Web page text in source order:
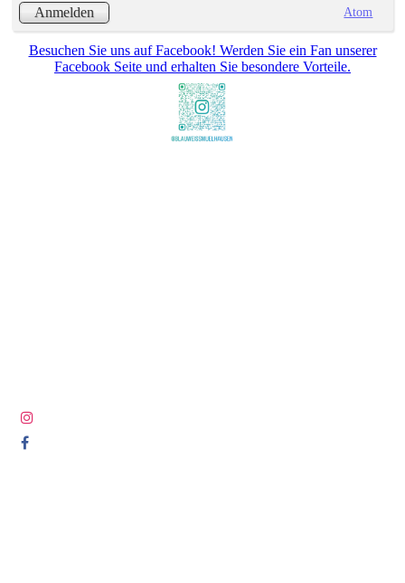
Anmelden
Atom
Besuchen Sie uns auf Facebook! Werden Sie ein Fan unserer
Facebook Seite und erhalten Sie besondere Vorteile.